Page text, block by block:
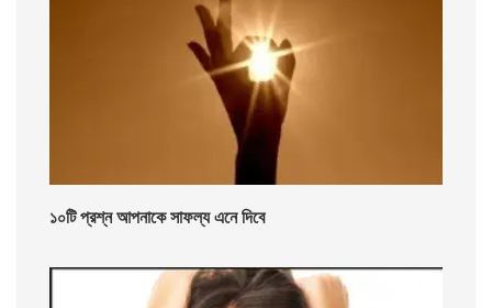
১০টি প্রশ্ন আপনাকে সাফল্য এনে দিবে